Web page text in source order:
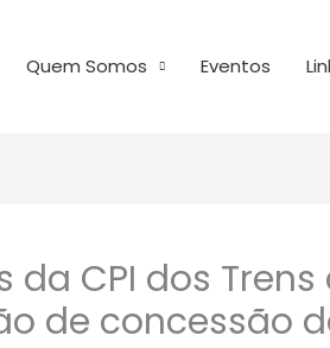
Quem Somos Eventos
da CPI dos
de concessão